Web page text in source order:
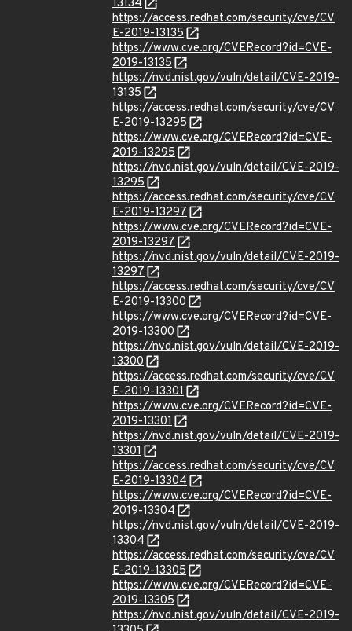
13134
https://access.redhat.com/security/cve/CV
E-2019-13135
https://www.cve.org/CVERecord?id=CVE-
2019-13135
https://nvd.nist.gov/vuln/detail/CVE-2019-
13135
https://access.redhat.com/security/cve/CV
E-2019-13295
https://www.cve.org/CVERecord?id=CVE-
2019-13295
https://nvd.nist.gov/vuln/detail/CVE-2019-
13295
https://access.redhat.com/security/cve/CV
E-2019-13297
https://www.cve.org/CVERecord?id=CVE-
2019-13297
https://nvd.nist.gov/vuln/detail/CVE-2019-
13297
https://access.redhat.com/security/cve/CV
E-2019-13300
https://www.cve.org/CVERecord?id=CVE-
2019-13300
https://nvd.nist.gov/vuln/detail/CVE-2019-
13300
https://access.redhat.com/security/cve/CV
E-2019-13301
https://www.cve.org/CVERecord?id=CVE-
2019-13301
https://nvd.nist.gov/vuln/detail/CVE-2019-
13301
https://access.redhat.com/security/cve/CV
E-2019-13304
https://www.cve.org/CVERecord?id=CVE-
2019-13304
https://nvd.nist.gov/vuln/detail/CVE-2019-
13304
https://access.redhat.com/security/cve/CV
E-2019-13305
https://www.cve.org/CVERecord?id=CVE-
2019-13305
https://nvd.nist.gov/vuln/detail/CVE-2019-